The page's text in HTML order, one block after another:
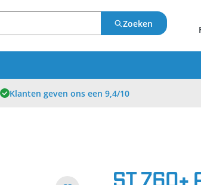
Zoeken
Klanten geven ons een 9,4/10
ST